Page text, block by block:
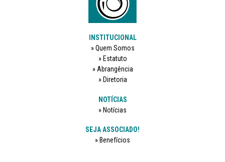
INSTITUCIONAL
Quem Somos
Estatuto
Abrangência
Diretoria
NOTÍCIAS
Notícias
SEJA ASSOCIADO!
Benefícios